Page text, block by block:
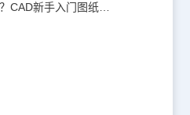
CAD机械入门图纸学习？CAD新手入门图纸练习